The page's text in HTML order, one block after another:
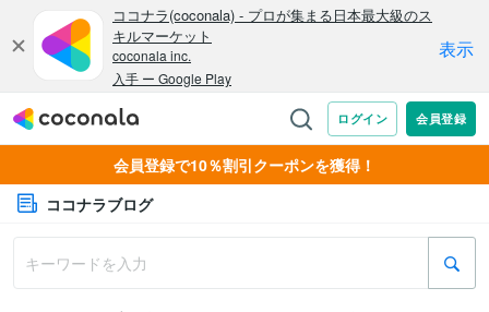
会員登録で10％割引クーポンを獲得！
ココナラブログ